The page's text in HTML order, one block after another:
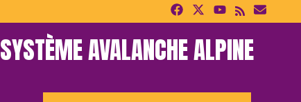
SYSTÈME AVALANCHE ALPINE